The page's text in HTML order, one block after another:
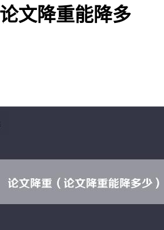
文降重能降多